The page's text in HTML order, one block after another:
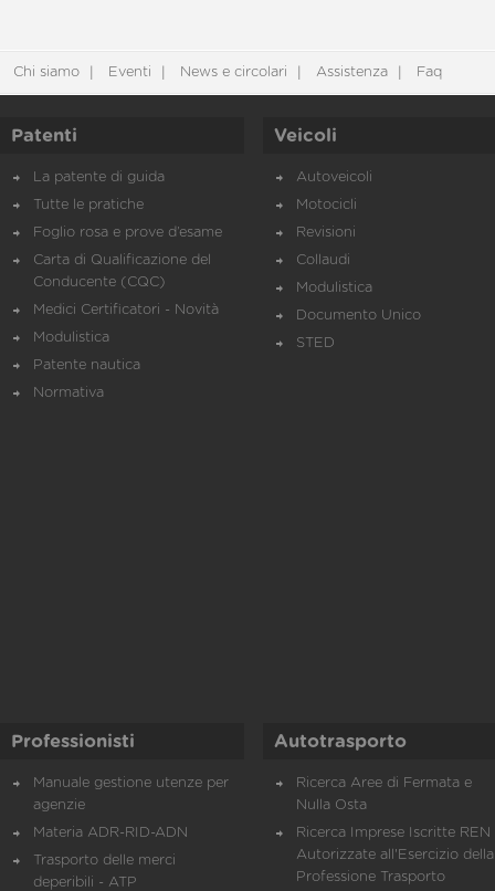
Chi siamo Eventi News e circolari Assistenza Faq
Patenti
La patente di guida
Tutte le pratiche
Foglio rosa e prove d’esame
Carta di Qualificazione del
Conducente (CQC)
Medici Certificatori - Novità
Modulistica
Patente nautica
Normativa
Veicoli
Autoveicoli
Motocicli
Revisioni
Collaudi
Modulistica
Documento Unico
STED
Professionisti
Manuale gestione utenze per
agenzie
Materia ADR-RID-ADN
Trasporto delle merci
deperibili - ATP
Autotrasporto
Ricerca Aree di Fermata e
Nulla Osta
Ricerca Imprese Iscritte REN
Autorizzate all'Esercizio della
Professione Trasporto